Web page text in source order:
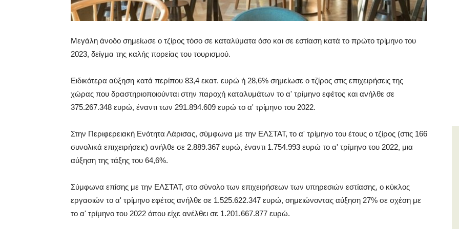
Μεγάλη άνοδο σημείωσε ο τζίρος τόσο σε καταλύματα όσο και σε εστίαση κατά το πρώτο τρίμηνο του
2023, δείγμα της καλής πορείας του τουρισμού.
Ειδικότερα αύξηση κατά περίπου 83,4 εκατ. ευρώ ή 28,6% σημείωσε ο τζίρος στις επιχειρήσεις της
χώρας που δραστηριοποιούνται στην παροχή καταλυμάτων το α' τρίμηνο εφέτος και ανήλθε σε
375.267.348 ευρώ, έναντι των 291.894.609 ευρώ το α' τρίμηνο του 2022.
Στην Περιφερειακή Ενότητα Λάρισας, σύμφωνα με την ΕΛΣΤΑΤ, το α' τρίμηνο του έτους ο τζίρος (στις 166
συνολικά επιχειρήσεις) ανήλθε σε 2.889.367 ευρώ, έναντι 1.754.993 ευρώ το α' τρίμηνο του 2022, μια
αύξηση της τάξης του 64,6%.
Σύμφωνα επίσης με την ΕΛΣΤΑΤ, στο σύνολο των επιχειρήσεων των υπηρεσιών εστίασης, ο κύκλος
εργασιών το α' τρίμηνο εφέτος ανήλθε σε 1.525.622.347 ευρώ, σημειώνοντας αύξηση 27% σε σχέση με
το α' τρίμηνο του 2022 όπου είχε ανέλθει σε 1.201.667.877 ευρώ.